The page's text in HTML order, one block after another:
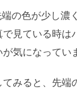
の色が少し濃
見ている時は
気になってい
みると、先端